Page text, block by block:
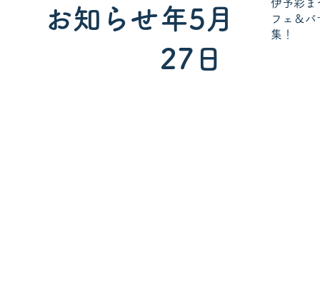
伊予彩ま
フェ＆
集！
年5月
27日
お知らせ